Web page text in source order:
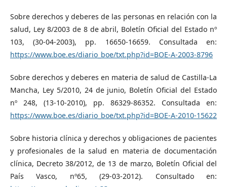
Sobre derechos y deberes de las personas en relación con la
salud, Ley 8/2003 de 8 de abril, Boletín Oficial del Estado nº
103, (30-04-2003), pp. 16650-16659. Consultada en:
https://www.boe.es/diario_boe/txt.php?id=BOE-A-2003-8796
Sobre derechos y deberes en materia de salud de Castilla-La
Mancha, Ley 5/2010, 24 de junio, Boletín Oficial del Estado
nº 248, (13-10-2010), pp. 86329-86352. Consultada en:
https://www.boe.es/diario_boe/txt.php?id=BOE-A-2010-15622
Sobre historia clínica y derechos y obligaciones de pacientes
y profesionales de la salud en materia de documentación
clínica, Decreto 38/2012, de 13 de marzo, Boletín Oficial del
País Vasco, nº65, (29-03-2012). Consultado en: